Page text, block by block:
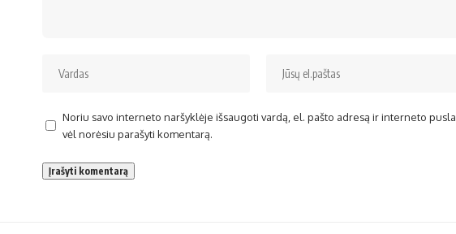
Noriu savo interneto naršyklėje išsaugoti vardą, el. pašto adresą ir interneto
vėl norėsiu parašyti komentarą.